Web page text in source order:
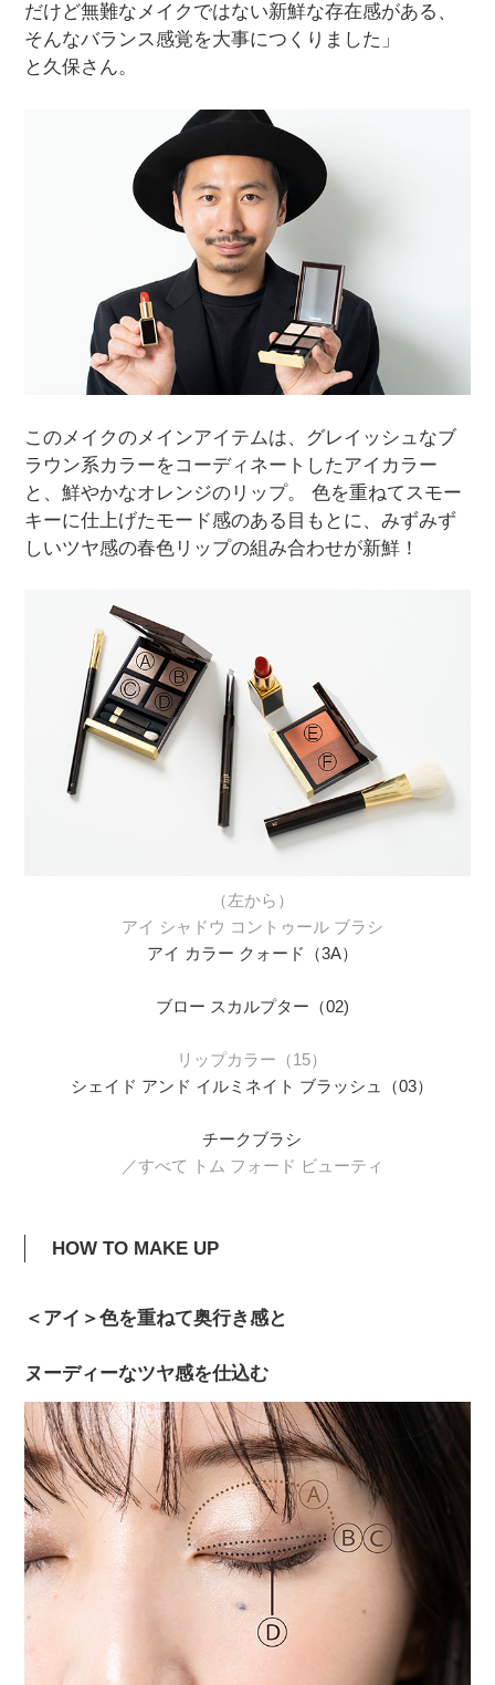
だけど無難なメイクではない新鮮な存在感がある、
そんなバランス感覚を大事につくりました」
と久保さん。
このメイクのメインアイテムは、グレイッシュなブ
ラウン系カラーをコーディネートしたアイカラー
と、鮮やかなオレンジのリップ。 色を重ねてスモー
キーに仕上げたモード感のある目もとに、みずみず
しいツヤ感の春色リップの組み合わせが新鮮！
（左から）
アイ シャドウ コントゥール ブラシ
アイ カラー クォード（3A）
ブロー スカルプター（02)
リップカラー（15）
シェイド アンド イルミネイト ブラッシュ（03）
チークブラシ
／すべて トム フォード ビューティ
HOW TO MAKE UP
＜アイ＞色を重ねて奥行き感と
ヌーディーなツヤ感を仕込む